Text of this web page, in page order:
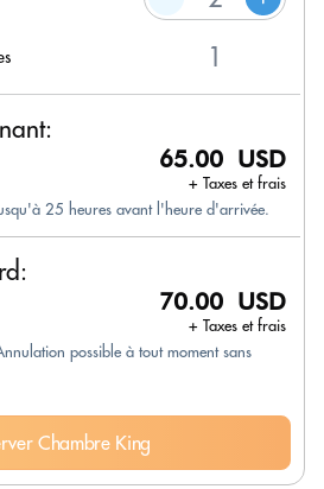
65.00 USD
+ Taxes et frais
25 heures avant l'heure d'arrivée.
70.00 USD
+ Taxes et frais
possible à tout moment sans
Chambre King